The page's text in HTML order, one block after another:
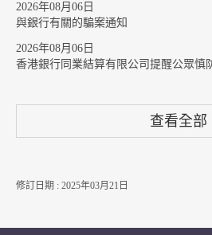
2026年08月06日
與銀行有關的騙案通知
2026年08月06日
香港銀行同業結算有限公司提醒公眾慎
查看全部
修訂日期 : 2025年03月21日